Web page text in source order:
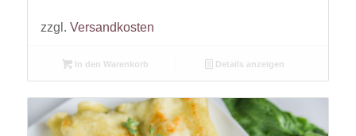
zzgl. Versandkosten
In den Warenkorb Details anzeigen